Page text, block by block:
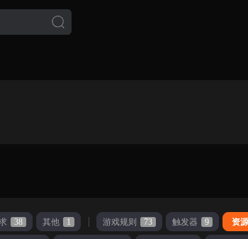
38 其他 1 游戏规则 73 触发器 9 资